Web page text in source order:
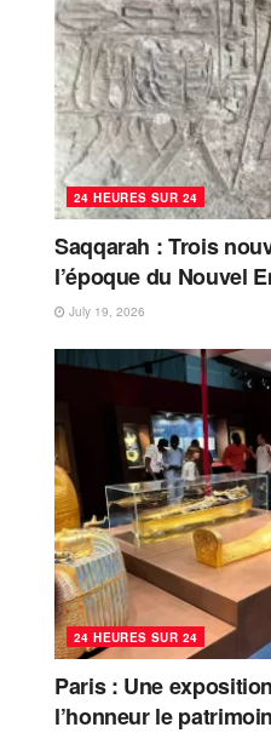
24 HEURES SUR 24
Saqqarah : Trois
l’époque du Nouvel
July 19, 2026
24 HEURES SUR 24
Paris : Une
l’honneur le